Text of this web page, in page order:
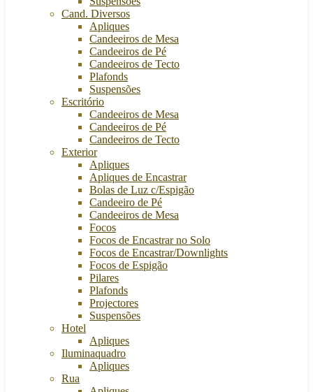
Cand. Diversos
Apliques
Candeeiros de Mesa
Candeeiros de Pé
Candeeiros de Tecto
Plafonds
Suspensões
Escritório
Candeeiros de Mesa
Candeeiros de Pé
Candeeiros de Tecto
Exterior
Apliques
Apliques de Encastrar
Bolas de Luz c/Espigão
Candeeiro de Pé
Candeeiros de Mesa
Focos
Focos de Encastrar no Solo
Focos de Encastrar/Downlights
Focos de Espigão
Pilares
Plafonds
Projectores
Suspensões
Hotel
Apliques
Iluminaquadro
Apliques
Rua